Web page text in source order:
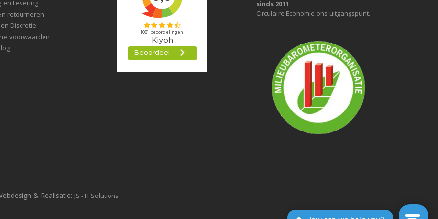
en Levering
retourneren
Discretie
voorwaarden
sinds 2011
Circulaire Economie ons uitgangspunt.
& Realisatie: JS - IT Solutions